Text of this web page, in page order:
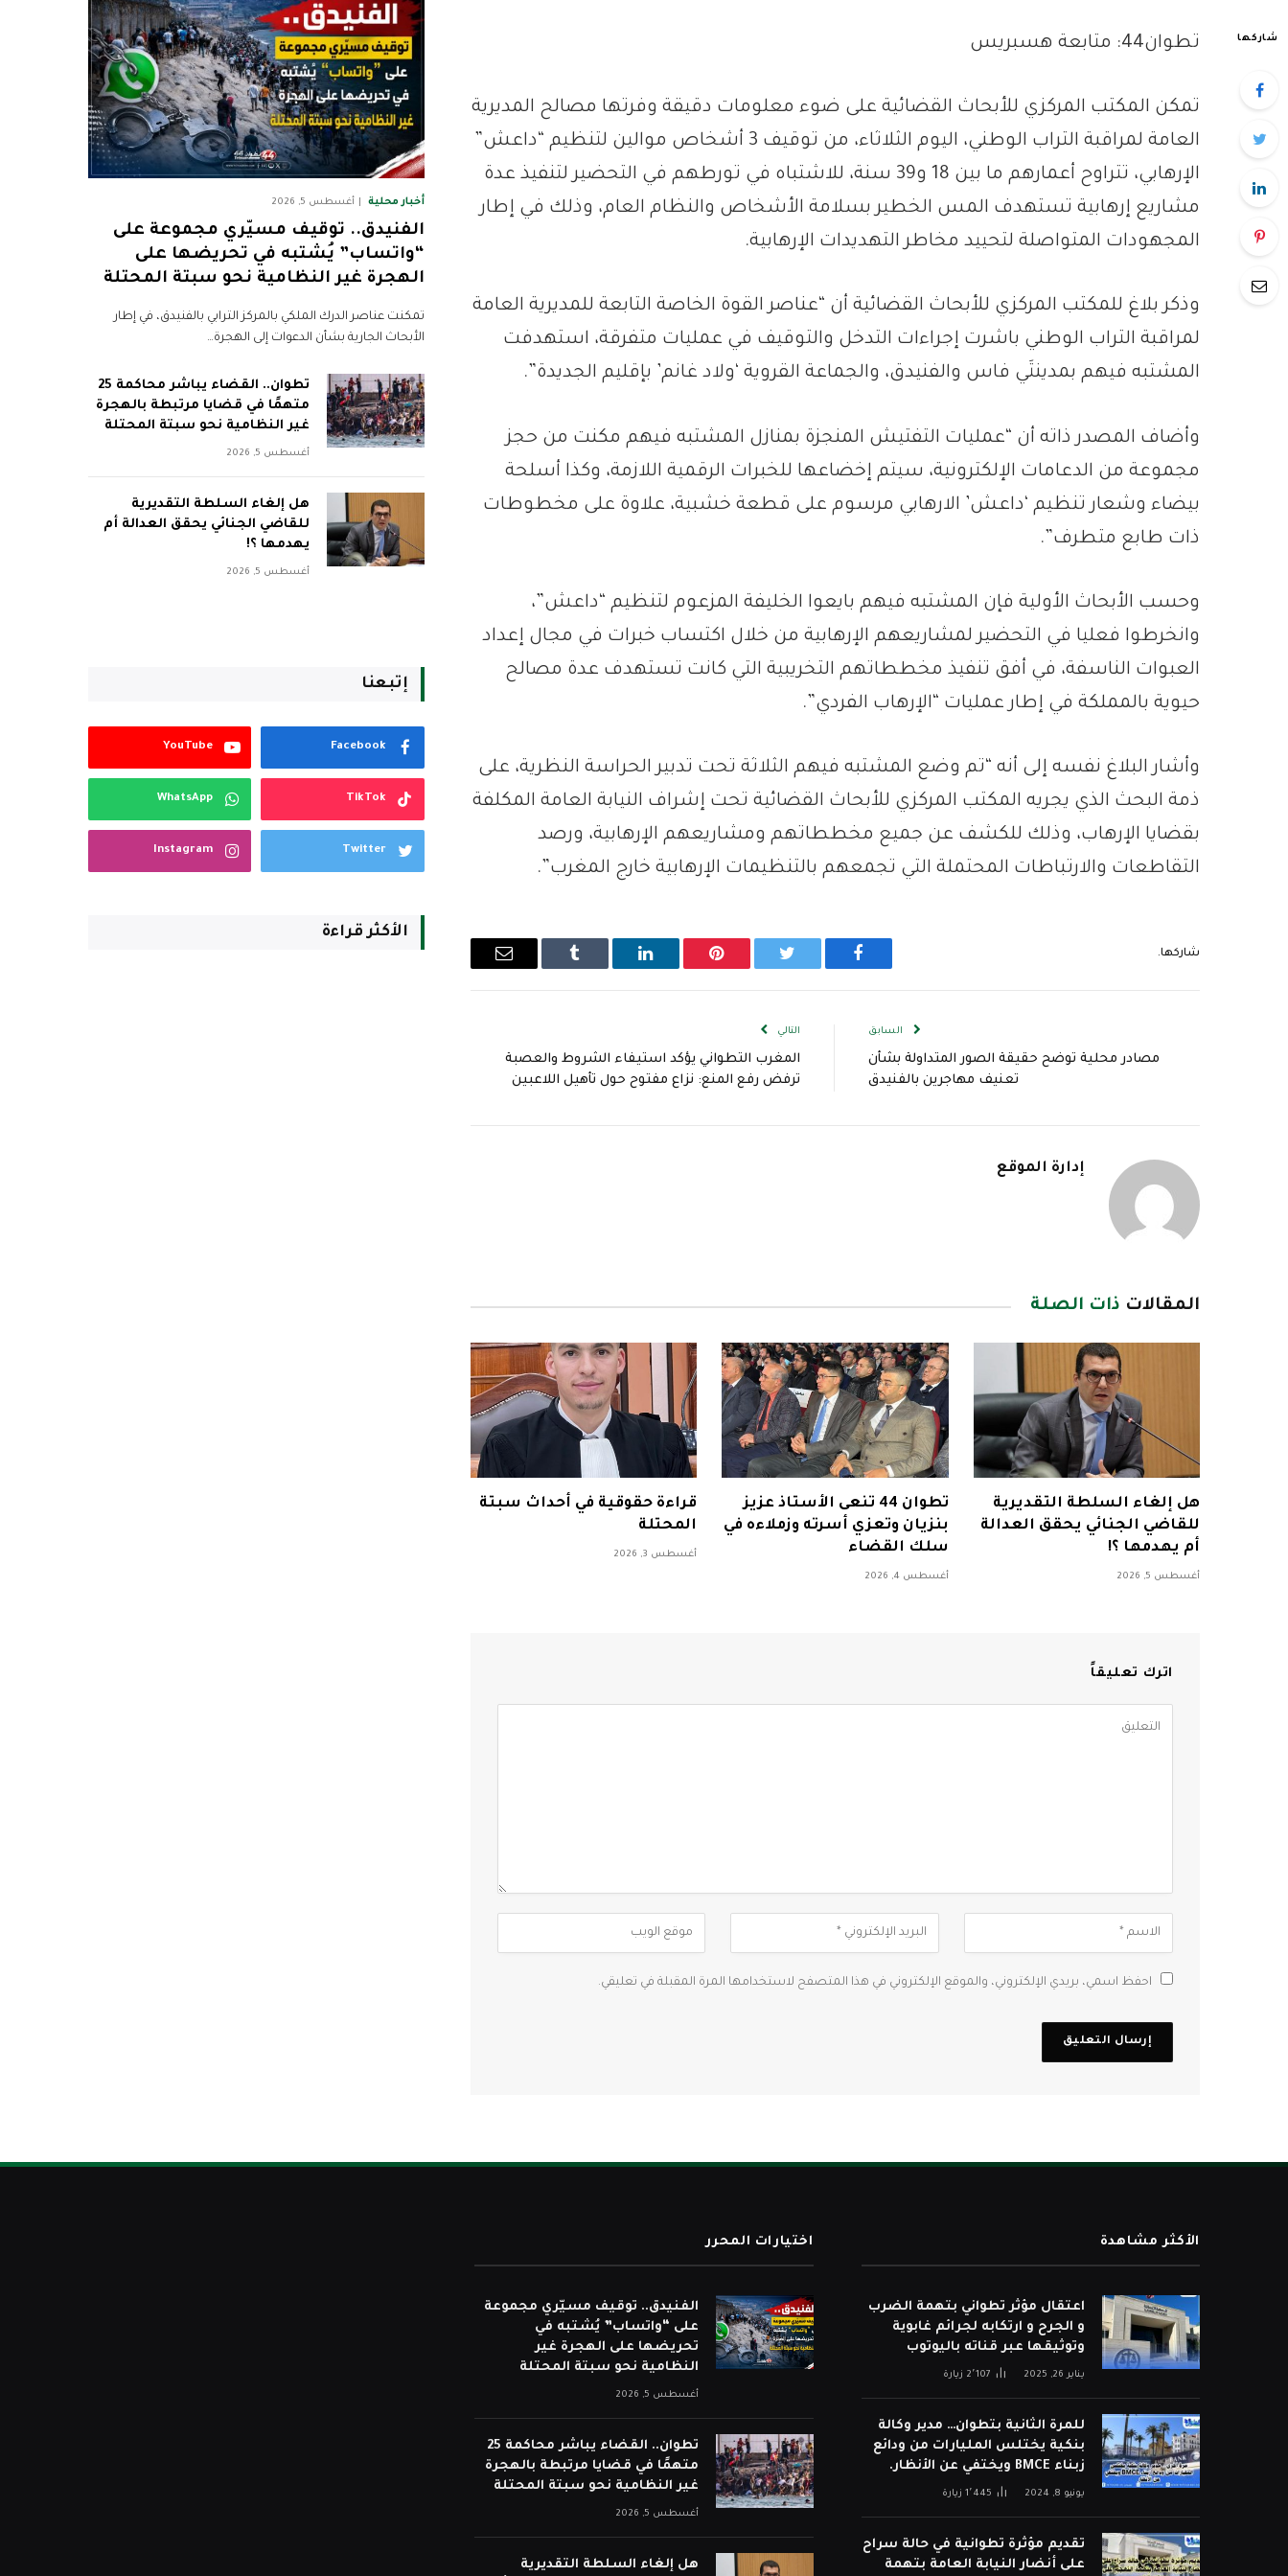
شاركها تطوان44: متابعة هسبريس
تمكن المكتب المركزي للأبحاث القضائية على ضوء معلومات دقيقة وفرتها مصالح المديرية
العامة لمراقبة التراب الوطني، اليوم الثلاثاء، من توقيف 3 أشخاص موالين لتنظيم “داعش”
الإرهابي، تتراوح أعمارهم ما بين 18 و39 سنة، للاشتباه في تورطهم في التحضير لتنفيذ عدة
مشاريع إرهابية تستهدف المس الخطير بسلامة الأشخاص والنظام العام، وذلك في إطار
المجهودات المتواصلة لتحييد مخاطر التهديدات الإرهابية.
وذكر بلاغ للمكتب المركزي للأبحاث القضائية أن “عناصر القوة الخاصة التابعة للمديرية العامة
لمراقبة التراب الوطني باشرت إجراءات التدخل والتوقيف في عمليات متفرقة، استهدفت
المشتبه فيهم بمدينتَي فاس والفنيدق، والجماعة القروية ‘ولاد غانم’ بإقليم الجديدة”.
وأضاف المصدر ذاته أن “عمليات التفتيش المنجزة بمنازل المشتبه فيهم مكنت من حجز
مجموعة من الدعامات الإلكترونية، سيتم إخضاعها للخبرات الرقمية اللازمة، وكذا أسلحة
بيضاء وشعار تنظيم ‘داعش’ الارهابي مرسوم على قطعة خشبية، علاوة على مخطوطات
ذات طابع متطرف”.
وحسب الأبحاث الأولية فإن المشتبه فيهم بايعوا الخليفة المزعوم لتنظيم “داعش”،
وانخرطوا فعليا في التحضير لمشاريعهم الإرهابية من خلال اكتساب خبرات في مجال إعداد
العبوات الناسفة، في أفق تنفيذ مخططاتهم التخريبية التي كانت تستهدف عدة مصالح
حيوية بالمملكة في إطار عمليات “الإرهاب الفردي”.
وأشار البلاغ نفسه إلى أنه “تم وضع المشتبه فيهم الثلاثة تحت تدبير الحراسة النظرية، على
ذمة البحث الذي يجريه المكتب المركزي للأبحاث القضائية تحت إشراف النيابة العامة المكلفة
بقضايا الإرهاب، وذلك للكشف عن جميع مخططاتهم ومشاريعهم الإرهابية، ورصد
التقاطعات والارتباطات المحتملة التي تجمعهم بالتنظيمات الإرهابية خارج المغرب”.
شاركها.
فيسبوك تويتر بينتيريستلينكدإن Tumblr
البريد
السابق
مصادر محلية توضح حقيقة الصور المتداولة بشأن
تعنيف مهاجرين بالفنيدق
التالي
المغرب التطواني يؤكد استيفاء الشروط والعصبة
ترفض رفع المنع: نزاع مفتوح حول تأهيل اللاعبين
إدارة الموقع
المقالات ذات الصلة
هل إلغاء السلطة التقديرية
للقاضي الجنائي يحقق العدالة
أم يهدمها ؟!
أغسطس 5, 2026
تطوان 44 تنعى الأستاذ عزيز
بنزيان وتعزي أسرته وزملاءه في
سلك القضاء
أغسطس 4, 2026
قراءة حقوقية في أحداث سبتة
المحتلة
أغسطس 3, 2026
اترك تعليقاً
احفظ اسمي، بريدي الإلكتروني، والموقع الإلكتروني في هذا المتصفح لاستخدامها المرة المقبلة في تعليقي.
أخبار محلية أغسطس 5, 2026
الفنيدق.. توقيف مسيّري مجموعة على
“واتساب” يُشتبه في تحريضها على
الهجرة غير النظامية نحو سبتة المحتلة
تمكنت عناصر الدرك الملكي بالمركز الترابي بالفنيدق، في إطار
الأبحاث الجارية بشأن الدعوات إلى الهجرة…
تطوان.. القضاء يباشر محاكمة 25
متهمًا في قضايا مرتبطة بالهجرة
غير النظامية نحو سبتة المحتلة
أغسطس 5, 2026
هل إلغاء السلطة التقديرية
للقاضي الجنائي يحقق العدالة أم
يهدمها ؟!
أغسطس 5, 2026
إتبعنا
Facebook
YouTube
TikTok
WhatsApp
Twitter
Instagram
الأكثر قراءة
الأكثر مشاهدة
اعتقال مؤثر تطواني بتهمة الضرب
و الجرح و ارتكابه لجرائم غابوية
وتوثيقها عبر قناته باليوتوب
يناير 26, 2025 2٬107 زيارة
للمرة الثانية بتطوان… مدير وكالة
بنكية يختلس المليارات من ودائع
زبناء BMCE ويختفي عن الأنظار.
يونيو 8, 2024 1٬445 زيارة
تقديم مؤثرة تطوانية في حالة سراح
على أنضار النيابة العامة بتهمة
اختيارات المحرر
الفنيدق.. توقيف مسيّري مجموعة
على “واتساب” يُشتبه في
تحريضها على الهجرة غير
النظامية نحو سبتة المحتلة
أغسطس 5, 2026
تطوان.. القضاء يباشر محاكمة 25
متهمًا في قضايا مرتبطة بالهجرة
غير النظامية نحو سبتة المحتلة
أغسطس 5, 2026
هل إلغاء السلطة التقديرية